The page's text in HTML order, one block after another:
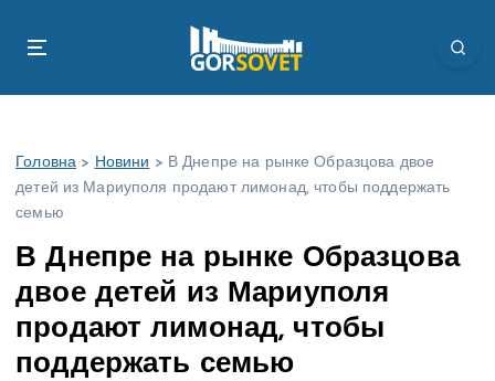
Головна > Новини > В Днепре на рынке Образцова двое
детей из Мариуполя продают лимонад, чтобы поддержать
семью
В Днепре на рынке Образцова
двое детей из Мариуполя
продают лимонад, чтобы
поддержать семью